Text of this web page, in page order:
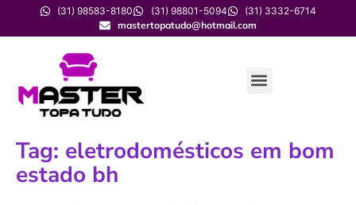
(31) 98583-8180 (31) 98801-5094
(31) 3332-6714
mastertopatudo@hotmail.com
Tag: eletrodomésticos em bom
estado bh